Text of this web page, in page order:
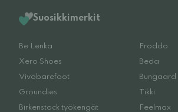
Suosikkimerkit
Be Lenka
Froddo
Xero Shoes
Beda
Vivobarefoot
Bungaard
Groundies
Tikki
Birkenstock työkengät
Feelmax